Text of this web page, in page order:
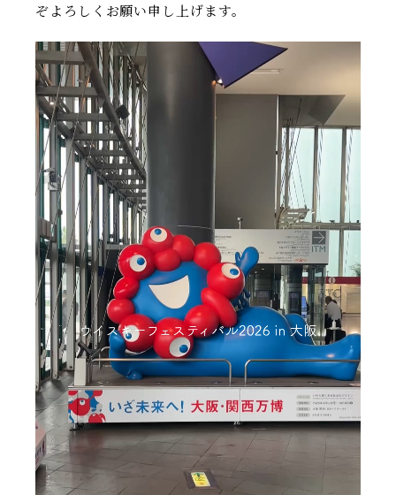
ぞよろしくお願い申し上げます。